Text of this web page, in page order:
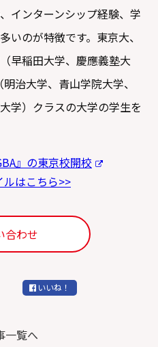
インターンシップ経験、学
いのが特徴です。東京大、
早稲田大学、慶應義塾大
治大学、青山学院大学、
学）クラスの大学の学生を
』の東京校開校
ルはこちら>>
合わせ
いいね！
一覧へ